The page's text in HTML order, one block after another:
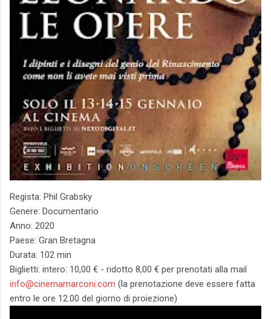
Regista: Phil Grabsky
Genere: Documentario
Anno: 2020
Paese: Gran Bretagna
Durata: 102 min
Biglietti: intero: 10,00 € - ridotto 8,00 € per prenotati alla mail
info@cinemamarconi.com (la prenotazione deve essere fatta
entro le ore 12.00 del giorno di proiezione)